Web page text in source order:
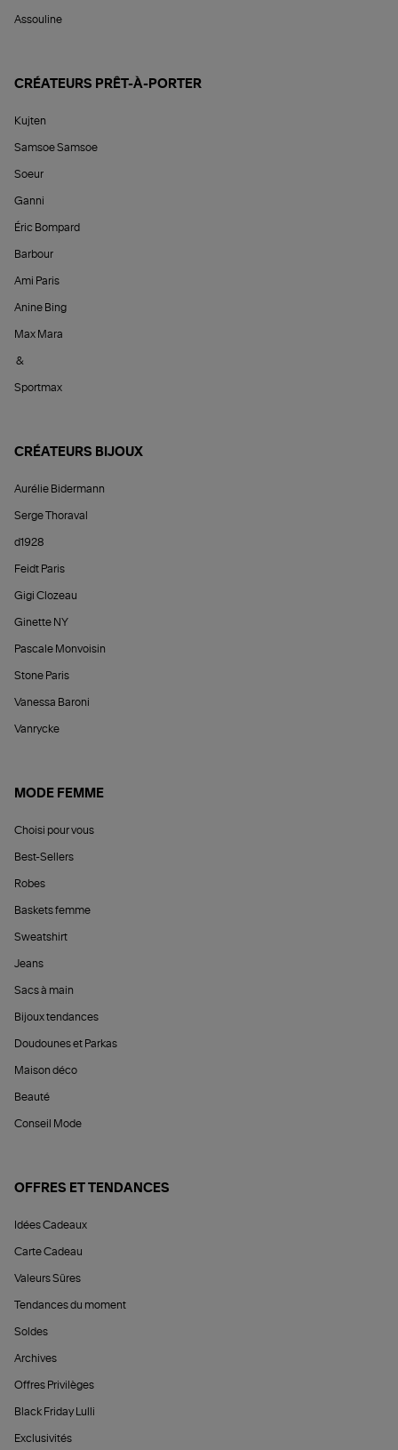
Assouline
CRÉATEURS PRÊT-À-PORTER
Kujten
Samsoe Samsoe
Soeur
Ganni
Éric Bompard
Barbour
Ami Paris
Anine Bing
Max Mara
&
Sportmax
CRÉATEURS BIJOUX
Aurélie Bidermann
Serge Thoraval
d1928
Feidt Paris
Gigi Clozeau
Ginette NY
Pascale Monvoisin
Stone Paris
Vanessa Baroni
Vanrycke
MODE FEMME
Choisi pour vous
Best-Sellers
Robes
Baskets femme
Sweatshirt
Jeans
Sacs à main
Bijoux tendances
Doudounes et Parkas
Maison déco
Beauté
Conseil Mode
OFFRES ET TENDANCES
Idées Cadeaux
Carte Cadeau
Valeurs Sûres
Tendances du moment
Soldes
Archives
Offres Privilèges
Black Friday Lulli
Exclusivités